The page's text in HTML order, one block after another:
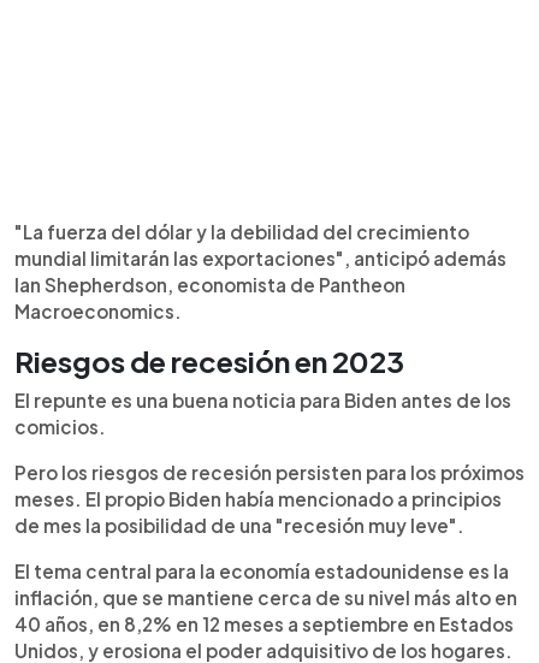
"La fuerza del dólar y la debilidad del crecimiento
mundial limitarán las exportaciones", anticipó además
Ian Shepherdson, economista de Pantheon
Macroeconomics.
Riesgos de recesión en 2023
El repunte es una buena noticia para Biden antes de los
comicios.
Pero los riesgos de recesión persisten para los próximos
meses. El propio Biden había mencionado a principios
de mes la posibilidad de una "recesión muy leve".
El tema central para la economía estadounidense es la
inflación, que se mantiene cerca de su nivel más alto en
40 años, en 8,2% en 12 meses a septiembre en Estados
Unidos, y erosiona el poder adquisitivo de los hogares.